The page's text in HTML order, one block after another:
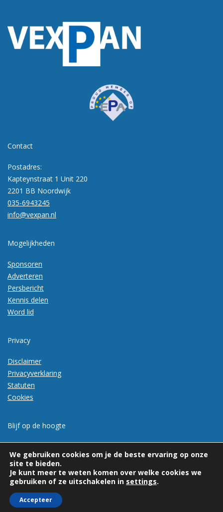
Contact
Postadres:
Kapteynstraat 1 Unit 220
2201 BB Noordwijk
035-6943245
info@vexpan.nl
Mogelijkheden
Sponsoren
Adverteren
Persbericht
Kennis delen
Word lid
Privacy
Disclaimer
Privacyverklaring
Statuten
Cookies
Blijf op de hoogte
We gebruiken cookies om je de beste ervaring op onze
site te bieden.
Je kunt meer te weten komen over welke cookies we
gebruiken of ze uitschakelen in settings.
Accepteer